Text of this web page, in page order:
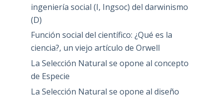
ingeniería social (I, Ingsoc) del darwinismo
(D)
Función social del científico: ¿Qué es la
ciencia?, un viejo artículo de Orwell
La Selección Natural se opone al concepto
de Especie
La Selección Natural se opone al diseño